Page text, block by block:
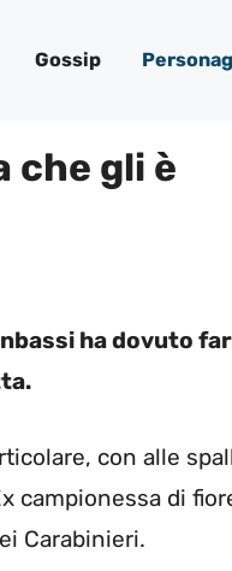
Gossip
che gli è
ha dovuto
con alle
campionessa di
Carabinieri.